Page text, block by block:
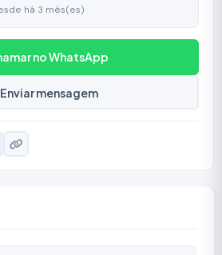
há 3 mês(es)
no WhatsApp
Enviar mensagem